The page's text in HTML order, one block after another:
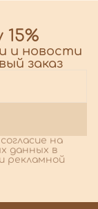
и новости
заказ
на
данных в
рекламной